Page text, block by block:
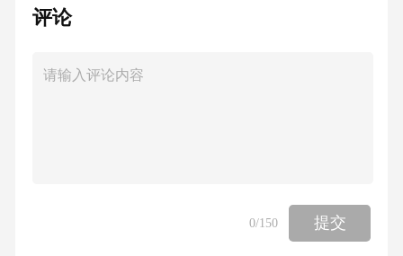
0|根据以上数据，回答以下问题：（1）计算各
的平均收入分别增长8%、5%、10%、3%，家庭
行2025年个人理财产品客户性别分布数据如
下：|性别|客户数量|||-||男|2500||女|1500|根据以
评论
0/150 提交